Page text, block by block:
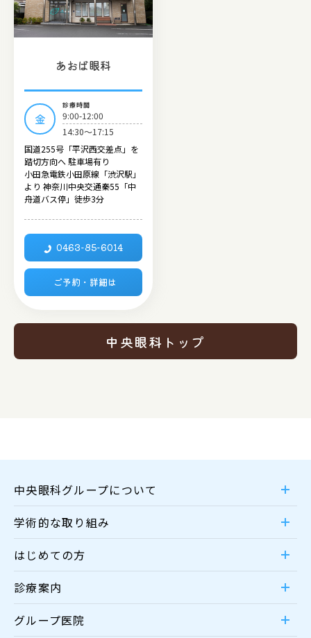
あおば眼科
金
診療時間
9:00-12:00
14:30～17:15
国道255号「平沢西交差点」を
踏切方向へ 駐車場有り
小田急電鉄小田原線「渋沢駅」
より 神奈川中央交通秦55「中
舟道バス停」徒歩3分
0463-85-6014
ご予約・詳細は
中央眼科トップ
中央眼科グループについて
学術的な取り組み
はじめての方
診療案内
グループ医院